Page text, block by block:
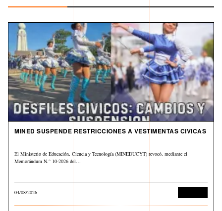
MINED SUSPENDE RESTRICCIONES A VESTIMENTAS CIVICAS
El Ministerio de Educación, Ciencia y Tecnología (MINEDUCYT) revocó, mediante el
Memorándum N.° 10-2026 del…
04/08/2026